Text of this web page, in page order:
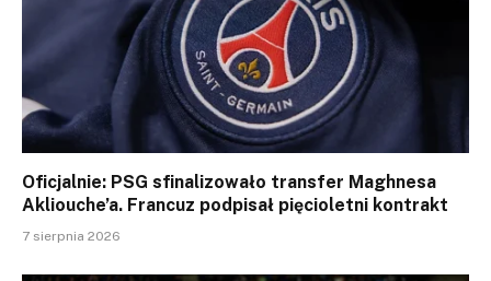
Oficjalnie: PSG sfinalizowało transfer Maghnesa
Akliouche’a. Francuz podpisał pięcioletni kontrakt
7 sierpnia 2026